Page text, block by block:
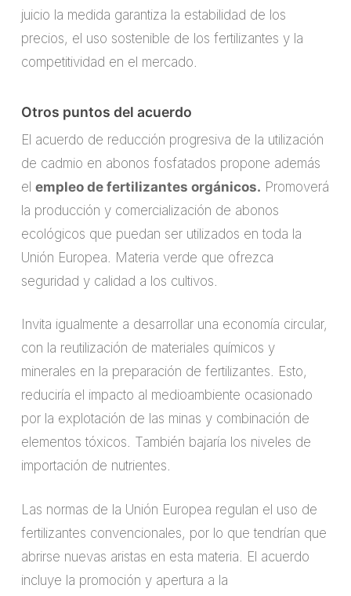
juicio la medida garantiza la estabilidad de los
precios, el uso sostenible de los fertilizantes y la
competitividad en el mercado.
Otros puntos del acuerdo
El acuerdo de reducción progresiva de la utilización
de cadmio en abonos fosfatados propone además
el empleo de fertilizantes orgánicos. Promoverá
la producción y comercialización de abonos
ecológicos que puedan ser utilizados en toda la
Unión Europea. Materia verde que ofrezca
seguridad y calidad a los cultivos.
Invita igualmente a desarrollar una economía circular,
con la reutilización de materiales químicos y
minerales en la preparación de fertilizantes. Esto,
reduciría el impacto al medioambiente ocasionado
por la explotación de las minas y combinación de
elementos tóxicos. También bajaría los niveles de
importación de nutrientes.
Las normas de la Unión Europea regulan el uso de
fertilizantes convencionales, por lo que tendrían que
abrirse nuevas aristas en esta materia. El acuerdo
incluye la promoción y apertura a la